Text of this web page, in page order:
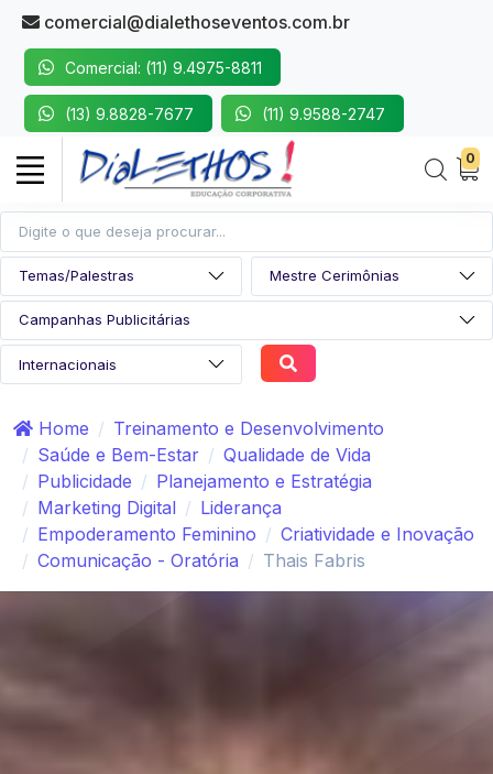
comercial@dialethoseventos.com.br
Comercial: (11) 9.4975-8811
(13) 9.8828-7677 (11) 9.9588-2747
0
Home
Treinamento e Desenvolvimento
Saúde e Bem-Estar
Qualidade de Vida
Publicidade
Planejamento e Estratégia
Marketing Digital
Liderança
Empoderamento Feminino
Criatividade e Inovação
Comunicação - Oratória
Thais Fabris